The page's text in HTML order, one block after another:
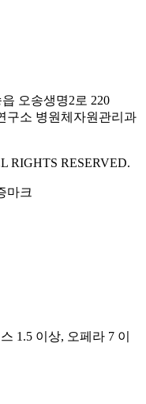
오송생명2로 220
구소 병원체자원관리과
RIGHTS RESERVED.
1.5 이상, 오페라 7 이